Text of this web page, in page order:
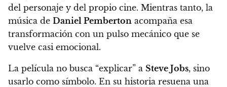
del personaje y del propio cine. Mientras tanto, la
música de Daniel Pemberton acompaña esa
transformación con un pulso mecánico que se
vuelve casi emocional.
La película no busca “explicar” a Steve Jobs, sino
usarlo como símbolo. En su historia resuena una